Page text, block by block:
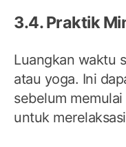
3.4. Praktik
Luangkan waktu
atau yoga. Ini
sebelum
untuk